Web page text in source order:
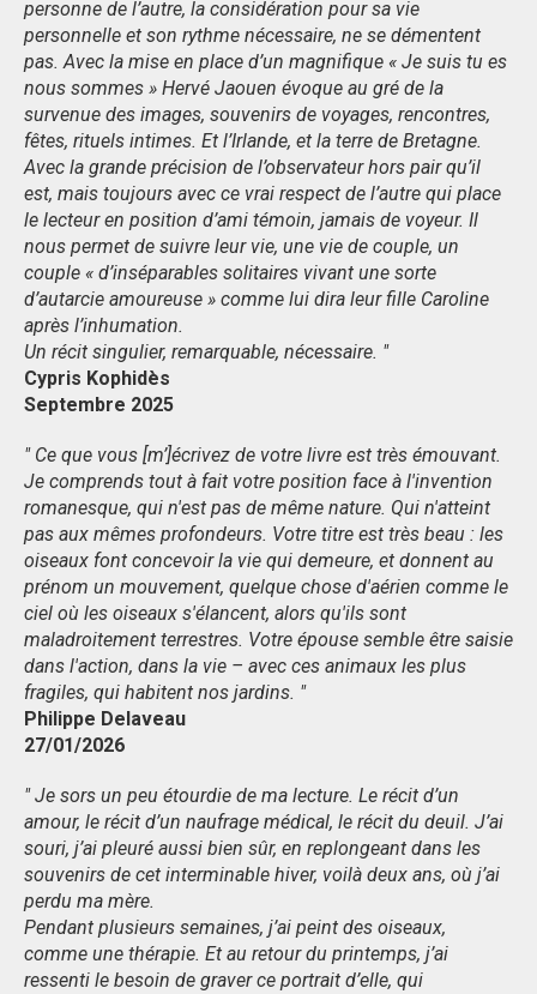
personne de l’autre, la considération pour sa vie
personnelle et son rythme nécessaire, ne se démentent
pas. Avec la mise en place d’un magnifique « Je suis tu es
nous sommes » Hervé Jaouen évoque au gré de la
survenue des images, souvenirs de voyages, rencontres,
fêtes, rituels intimes. Et l’Irlande, et la terre de Bretagne.
Avec la grande précision de l’observateur hors pair qu’il
est, mais toujours avec ce vrai respect de l’autre qui place
le lecteur en position d’ami témoin, jamais de voyeur. Il
nous permet de suivre leur vie, une vie de couple, un
couple « d’inséparables solitaires vivant une sorte
d’autarcie amoureuse » comme lui dira leur fille Caroline
après l’inhumation.
Un récit singulier, remarquable, nécessaire. "
Cypris Kophidès
Septembre 2025
" Ce que vous [m’]écrivez de votre livre est très émouvant.
Je comprends tout à fait votre position face à l'invention
romanesque, qui n'est pas de même nature. Qui n'atteint
pas aux mêmes profondeurs. Votre titre est très beau : les
oiseaux font concevoir la vie qui demeure, et donnent au
prénom un mouvement, quelque chose d'aérien comme le
ciel où les oiseaux s'élancent, alors qu'ils sont
maladroitement terrestres. Votre épouse semble être saisie
dans l'action, dans la vie – avec ces animaux les plus
fragiles, qui habitent nos jardins. "
Philippe Delaveau
27/01/2026
" Je sors un peu étourdie de ma lecture. Le récit d’un
amour, le récit d’un naufrage médical, le récit du deuil. J’ai
souri, j’ai pleuré aussi bien sûr, en replongeant dans les
souvenirs de cet interminable hiver, voilà deux ans, où j’ai
perdu ma mère.
Pendant plusieurs semaines, j’ai peint des oiseaux,
comme une thérapie. Et au retour du printemps, j’ai
ressenti le besoin de graver ce portrait d’elle, qui